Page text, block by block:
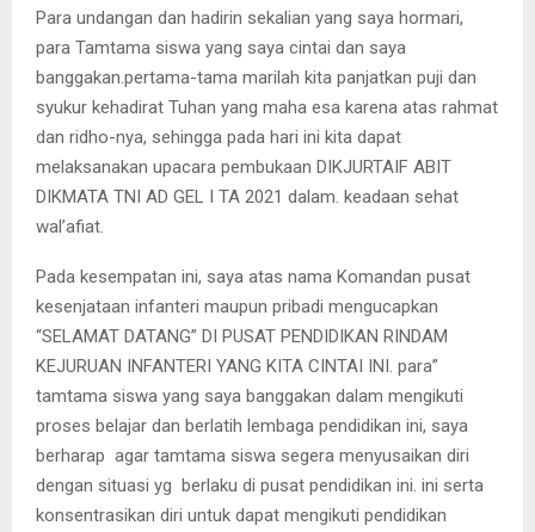
Para undangan dan hadirin sekalian yang saya hormari,
para Tamtama siswa yang saya cintai dan saya
banggakan.pertama-tama marilah kita panjatkan puji dan
syukur kehadirat Tuhan yang maha esa karena atas rahmat
dan ridho-nya, sehingga pada hari ini kita dapat
melaksanakan upacara pembukaan DIKJURTAIF ABIT
DIKMATA TNI AD GEL I TA 2021 dalam. keadaan sehat
wal’afiat.
Pada kesempatan ini, saya atas nama Komandan pusat
kesenjataan infanteri maupun pribadi mengucapkan
“SELAMAT DATANG” DI PUSAT PENDIDIKAN RINDAM
KEJURUAN INFANTERI YANG KITA CINTAI INI. para”
tamtama siswa yang saya banggakan dalam mengikuti
proses belajar dan berlatih lembaga pendidikan ini, saya
berharap agar tamtama siswa segera menyusaikan diri
dengan situasi yg berlaku di pusat pendidikan ini. ini serta
konsentrasikan diri untuk dapat mengikuti pendidikan